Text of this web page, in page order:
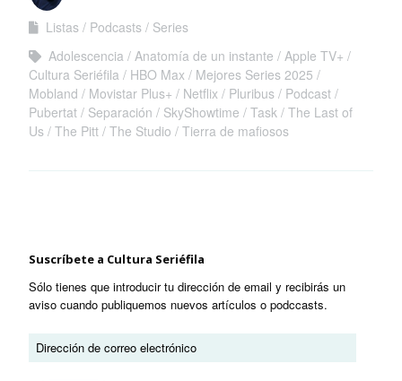
Listas Podcasts
Series
Adolescencia Anatomía de un instante
Apple TV+
Cultura Seriéfila
HBO Max
Mejores Series 2025
Mobland
Movistar Plus+ Netflix Pluribus
Podcast
Pubertat
Separación SkyShowtime Task The Last of
Us The Pitt The Studio Tierra de mafiosos
Suscríbete a Cultura Seriéfila
Sólo tienes que introducir tu dirección de email y recibirás un
aviso cuando publiquemos nuevos artículos o podccasts.